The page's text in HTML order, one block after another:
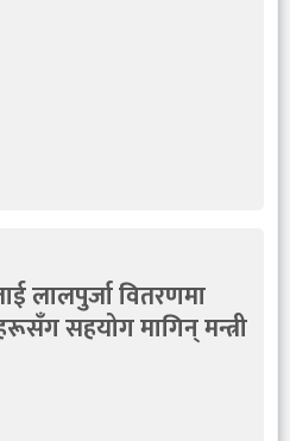
लालपुर्जा वितरणमा
सहयोग मागिन् मन्त्री